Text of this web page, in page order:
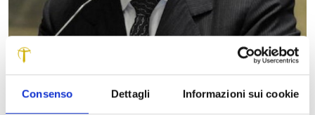
Consenso Dettagli Informazioni sui cookie
Un convegno IMT a quasi 40 anni dalla legge Basaglia, per raccontare